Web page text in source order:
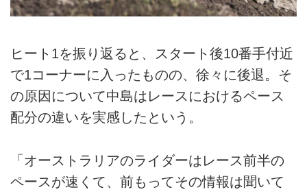
ヒート1を振り返ると、スタート後10番手付近
で1コーナーに入ったものの、徐々に後退。そ
の原因について中島はレースにおけるペース
配分の違いを実感したという。
「オーストラリアのライダーはレース前半の
ペースが速くて、前もってその情報は聞いて